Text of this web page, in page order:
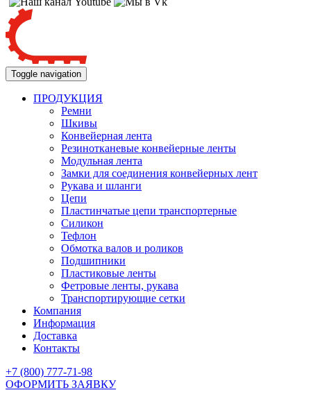
Toggle navigation
ПРОДУКЦИЯ
Ремни
Шкивы
Конвейерная лента
Резинотканевые конвейерные ленты
Модульная лента
Замки для соединения конвейерных лент
Рукава и шланги
Цепи
Пластинчатые цепи транспортерные
Силикон
Тефлон
Обмотка валов и роликов
Подшипники
Пластиковые ленты
Фетровые ленты, рукава
Транспортирующие сетки
Компания
Информация
Доставка
Контакты
+7 (800) 777-71-98
ОФОРМИТЬ ЗАЯВКУ